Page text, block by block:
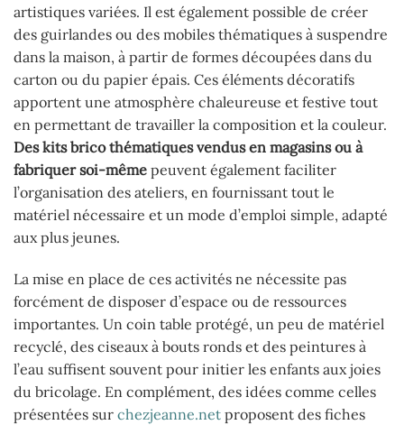
artistiques variées. Il est également possible de créer
des guirlandes ou des mobiles thématiques à suspendre
dans la maison, à partir de formes découpées dans du
carton ou du papier épais. Ces éléments décoratifs
apportent une atmosphère chaleureuse et festive tout
en permettant de travailler la composition et la couleur.
Des kits brico thématiques vendus en magasins ou à
fabriquer soi-même peuvent également faciliter
l’organisation des ateliers, en fournissant tout le
matériel nécessaire et un mode d’emploi simple, adapté
aux plus jeunes.
La mise en place de ces activités ne nécessite pas
forcément de disposer d’espace ou de ressources
importantes. Un coin table protégé, un peu de matériel
recyclé, des ciseaux à bouts ronds et des peintures à
l’eau suffisent souvent pour initier les enfants aux joies
du bricolage. En complément, des idées comme celles
présentées sur chezjeanne.net proposent des fiches